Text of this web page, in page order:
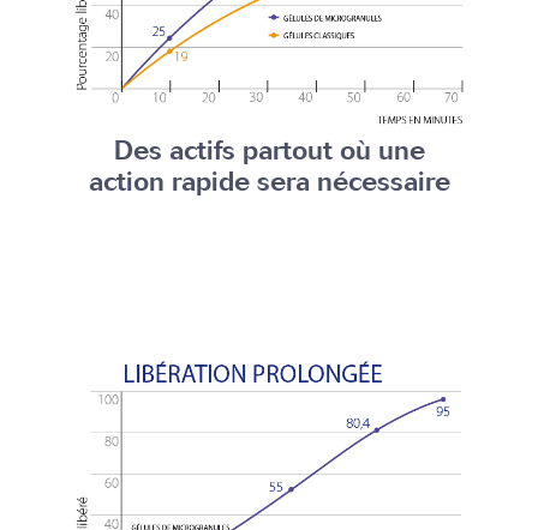
Des actifs partout où une
action rapidesera nécessaire